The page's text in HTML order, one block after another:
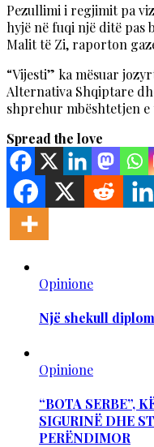
Pezullimi i regjimit pa
hyjë në fuqi një ditë pas
Malit të Zi, raporton
“Vijesti” ka mësuar
Alternativa Shqiptare
shprehur mbështetjen
Spread the love
Opinione
Një shekull
Opinione
“BOTA SERBE”,
SIGURINË DHE
PERËNDIMOR